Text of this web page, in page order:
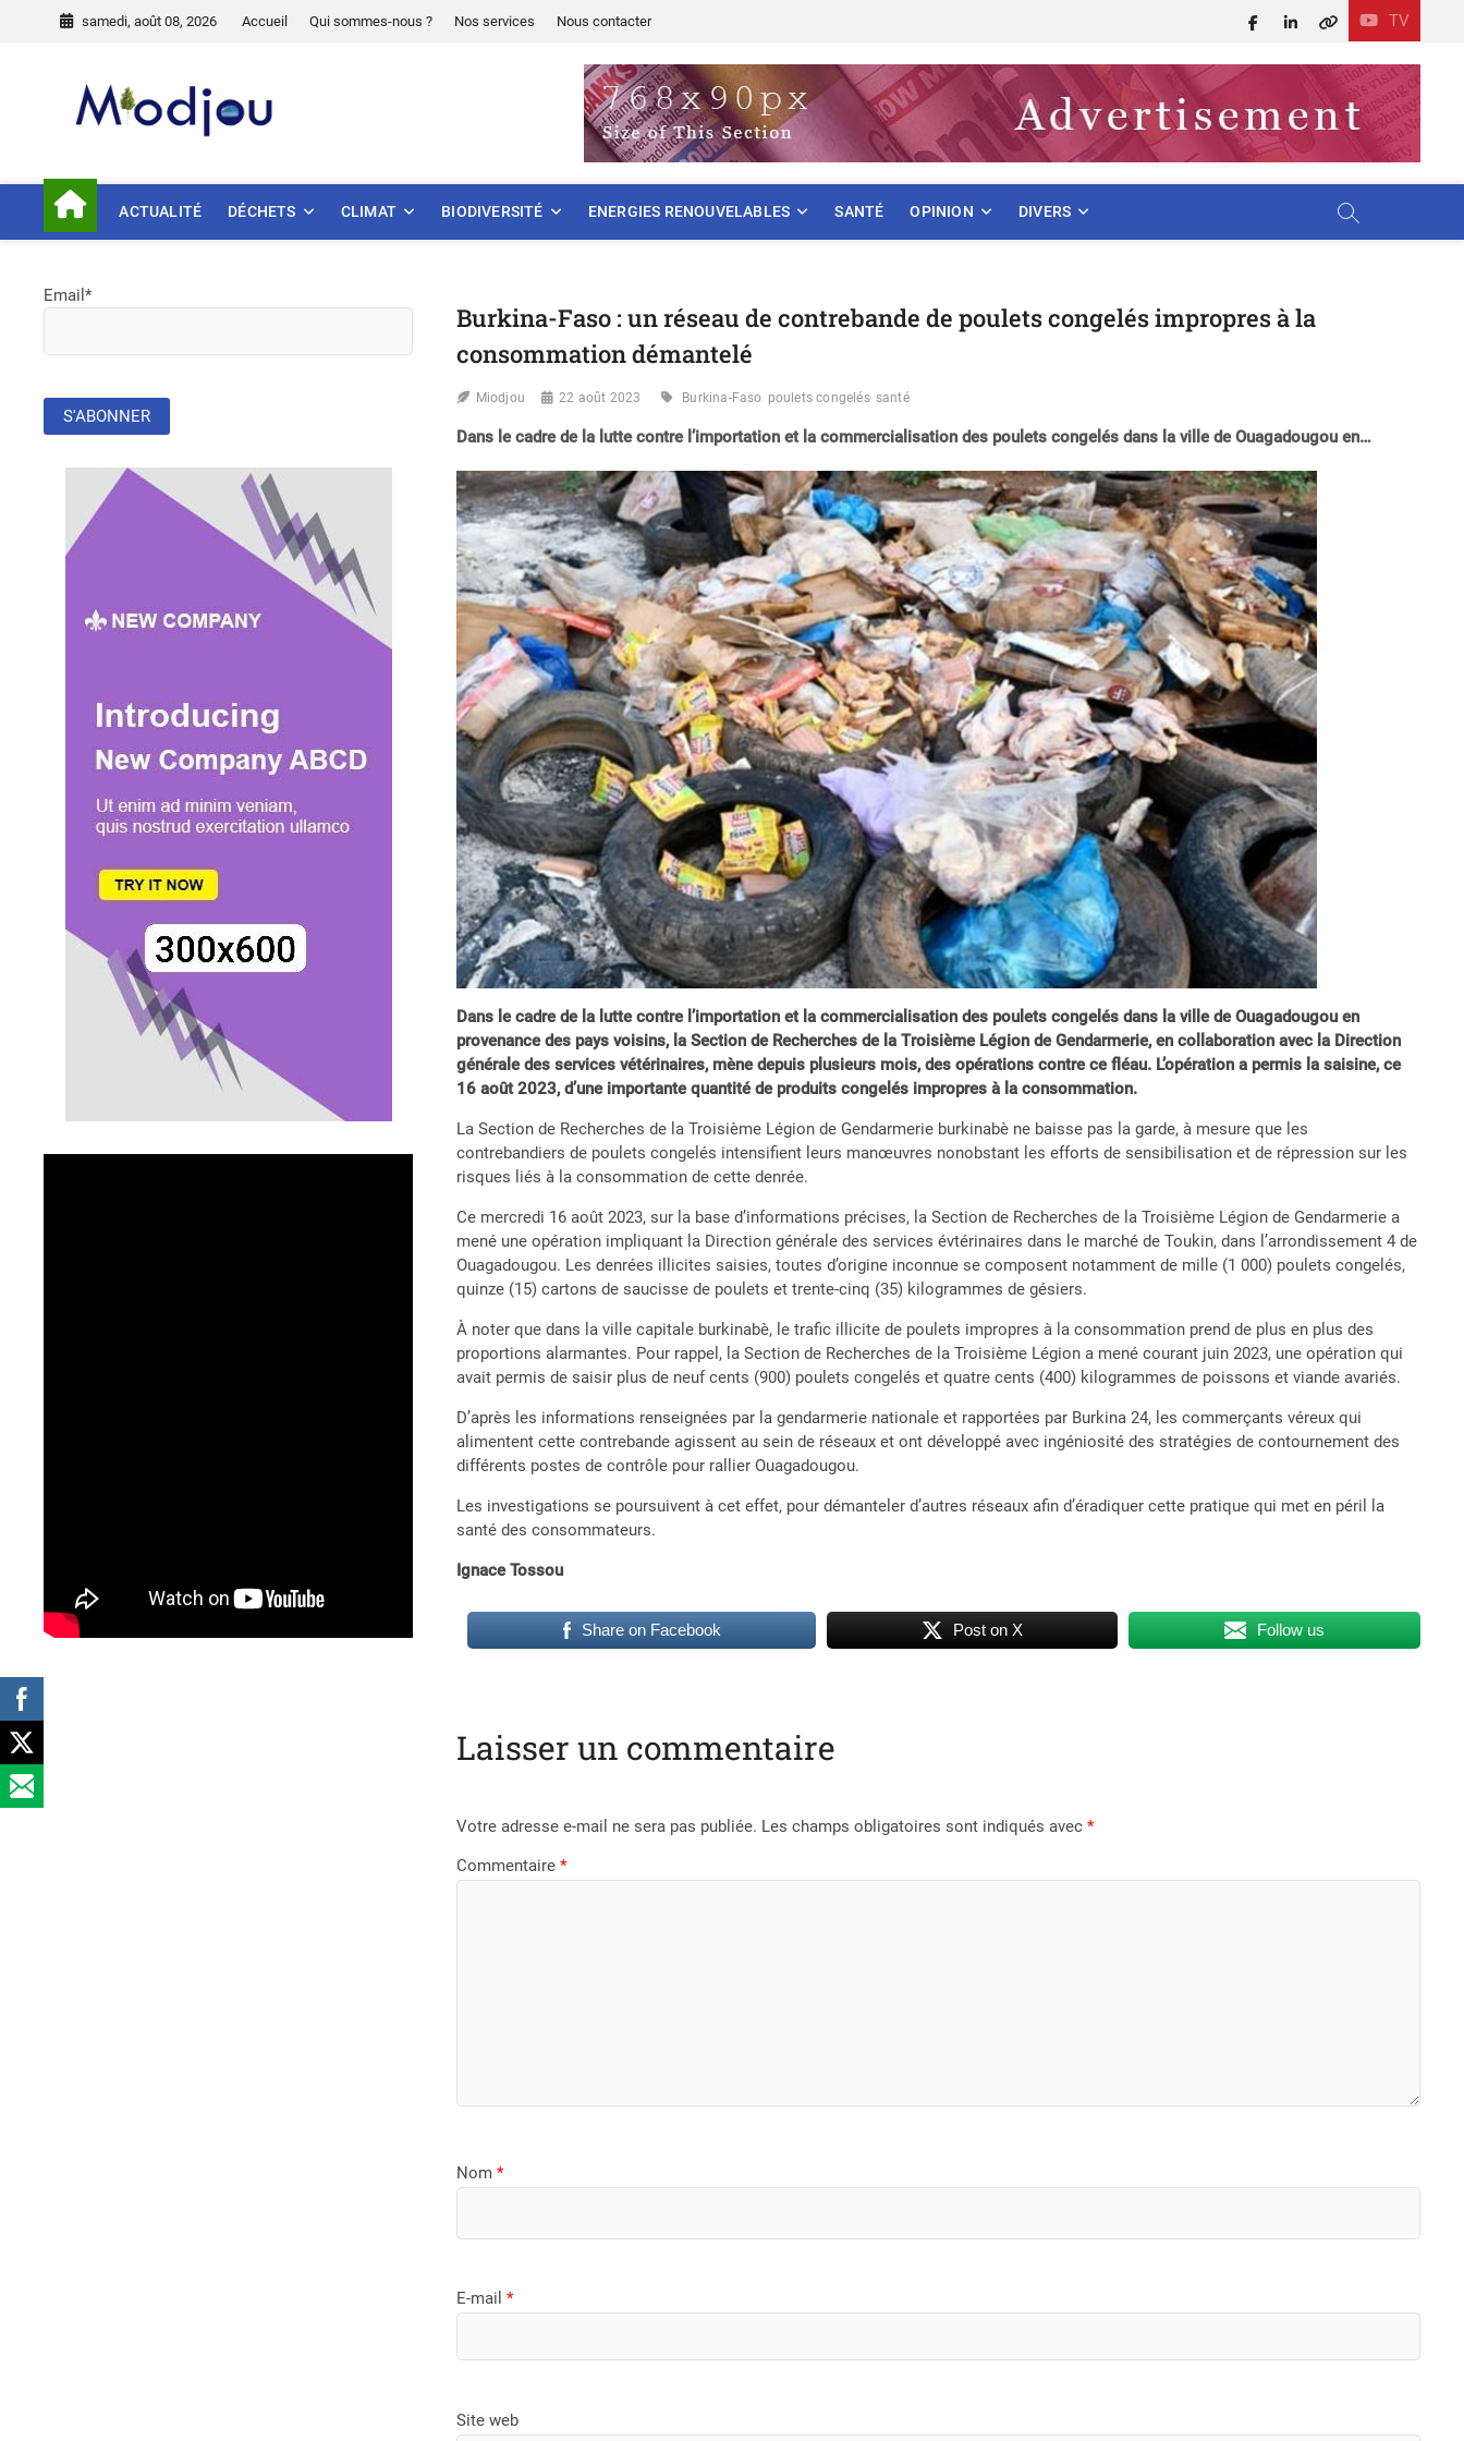
samedi, août 08, 2026 Accueil Qui sommes-nous ? Nos services Nous contacter TV
Facebook
LinkedIn
X
ACTUALITÉ DÉCHETS CLIMAT BIODIVERSITÉ ENERGIES RENOUVELABLES SANTÉ OPINION DIVERS
Burkina-Faso : un réseau de contrebande de poulets congelés impropres à la
consommation démantelé
Miodjou 22 août 2023 Burkina-Faso poulets congelés santé
Dans le cadre de la lutte contre l’importation et la commercialisation des poulets congelés dans la ville de Ouagadougou en…
Dans le cadre de la lutte contre l’importation et la commercialisation des poulets congelés dans la ville de Ouagadougou en
provenance des pays voisins, la Section de Recherches de la Troisième Légion de Gendarmerie, en collaboration avec la Direction
générale des services vétérinaires, mène depuis plusieurs mois, des opérations contre ce fléau. L’opération a permis la saisine, ce
16 août 2023, d’une importante quantité de produits congelés impropres à la consommation.
La Section de Recherches de la Troisième Légion de Gendarmerie burkinabè ne baisse pas la garde, à mesure que les
contrebandiers de poulets congelés intensifient leurs manœuvres nonobstant les efforts de sensibilisation et de répression sur les
risques liés à la consommation de cette denrée.
Ce mercredi 16 août 2023, sur la base d’informations précises, la Section de Recherches de la Troisième Légion de Gendarmerie a
mené une opération impliquant la Direction générale des services évtérinaires dans le marché de Toukin, dans l’arrondissement 4 de
Ouagadougou. Les denrées illicites saisies, toutes d’origine inconnue se composent notamment de mille (1 000) poulets congelés,
quinze (15) cartons de saucisse de poulets et trente-cinq (35) kilogrammes de gésiers.
À noter que dans la ville capitale burkinabè, le trafic illicite de poulets impropres à la consommation prend de plus en plus des
proportions alarmantes. Pour rappel, la Section de Recherches de la Troisième Légion a mené courant juin 2023, une opération qui
avait permis de saisir plus de neuf cents (900) poulets congelés et quatre cents (400) kilogrammes de poissons et viande avariés.
D’après les informations renseignées par la gendarmerie nationale et rapportées par Burkina 24, les commerçants véreux qui
alimentent cette contrebande agissent au sein de réseaux et ont développé avec ingéniosité des stratégies de contournement des
différents postes de contrôle pour rallier Ouagadougou.
Les investigations se poursuivent à cet effet, pour démanteler d’autres réseaux afin d’éradiquer cette pratique qui met en péril la
santé des consommateurs.
Ignace Tossou
Share on Facebook Post on X Follow us
Laisser un commentaire
Votre adresse e-mail ne sera pas publiée. Les champs obligatoires sont indiqués avec*
Commentaire*
Nom*
E-mail*
Site web
Email*